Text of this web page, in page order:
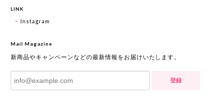
LINK
Instagram
Mail Magazine
新商品やキャンペーンなどの最新情報をお届けいたします。
登録